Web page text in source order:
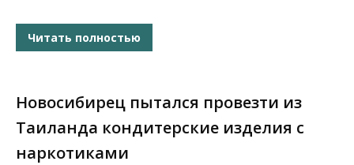
Читать полностью
Новосибирец пытался провезти из
Таиланда кондитерские изделия с
наркотиками